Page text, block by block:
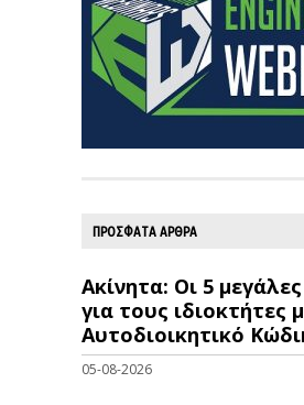
ΠΡΟΣΦΑΤΑ ΑΡΘΡΑ
Ακίνητα: Οι 5
για τους ιδιοκτήτες
Αυτοδιοικητικό
05-08-2026